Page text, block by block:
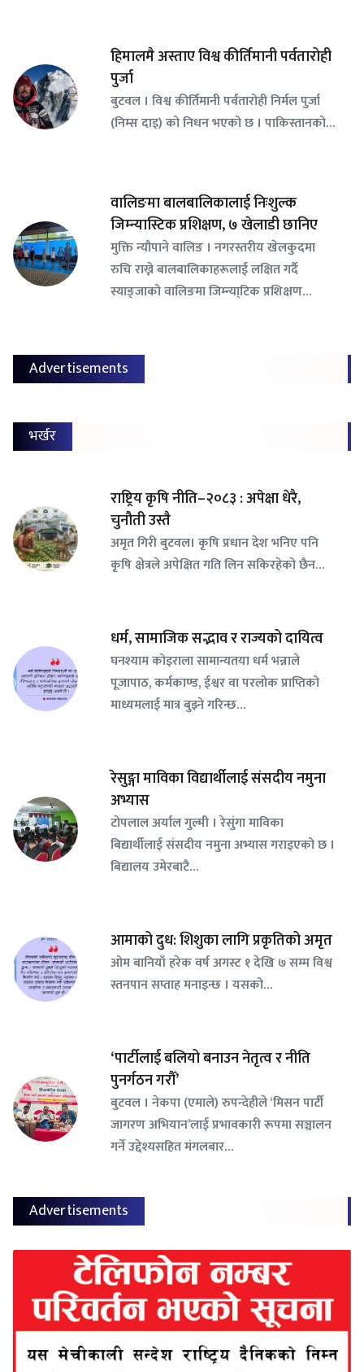
हिमालमै अस्ताए विश्व कीर्तिमानी पर्वतारोही
पुर्जा
बुटवल । विश्व कीर्तिमानी पर्वतारोही निर्मल पुर्जा
(निम्स दाइ) को निधन भएको छ । पाकिस्तानको…
वालिङमा बालबालिकालाई निःशुल्क
जिम्न्यास्टिक प्रशिक्षण, ७ खेलाडी छानिए
​मुक्ति न्यौपाने वालिङ । नगरस्तरीय खेलकुदमा
रुचि राख्ने बालबालिकाहरूलाई लक्षित गर्दै
स्याङ्जाको वालिङमा जिम्न्या्टिक प्रशिक्षण…
Advertisements
भर्खर
राष्ट्रिय कृषि नीति–२०८३ : अपेक्षा धेरै,
चुनौती उस्तै
अमृत गिरी बुटवल। कृषि प्रधान देश भनिए पनि
कृषि क्षेत्रले अपेक्षित गति लिन सकिरहेको छैन…
धर्म, सामाजिक सद्भाव र राज्यको दायित्व
घनश्याम कोइराला सामान्यतया धर्म भन्नाले
पूजापाठ, कर्मकाण्ड, ईश्वर वा परलोक प्राप्तिको
माध्यमलाई मात्र बुझ्ने गरिन्छ…
रेसुङ्गा माविका विद्यार्थीलाई संसदीय नमुना
अभ्यास
टोपलाल अर्याल गुल्मी । रेसुंगा माविका
बिद्यार्थीलाई संसदीय नमुना अभ्यास गराइएको छ ।
बिद्यालय उमेरबाटै…
आमाको दुध: शिशुका लागि प्रकृतिको अमृत
ओम बानियाँ हरेक वर्ष अगस्ट १ देखि ७ सम्म विश्व
स्तनपान सप्ताह मनाइन्छ । यसको…
‘पार्टीलाई बलियो बनाउन नेतृत्व र नीति
पुनर्गठन गरौँ’
बुटवल । नेकपा (एमाले) रुपन्देहीले ‘मिसन पार्टी
जागरण अभियान’लाई प्रभावकारी रूपमा सञ्चालन
गर्ने उद्देश्यसहित मंगलबार…
Advertisements